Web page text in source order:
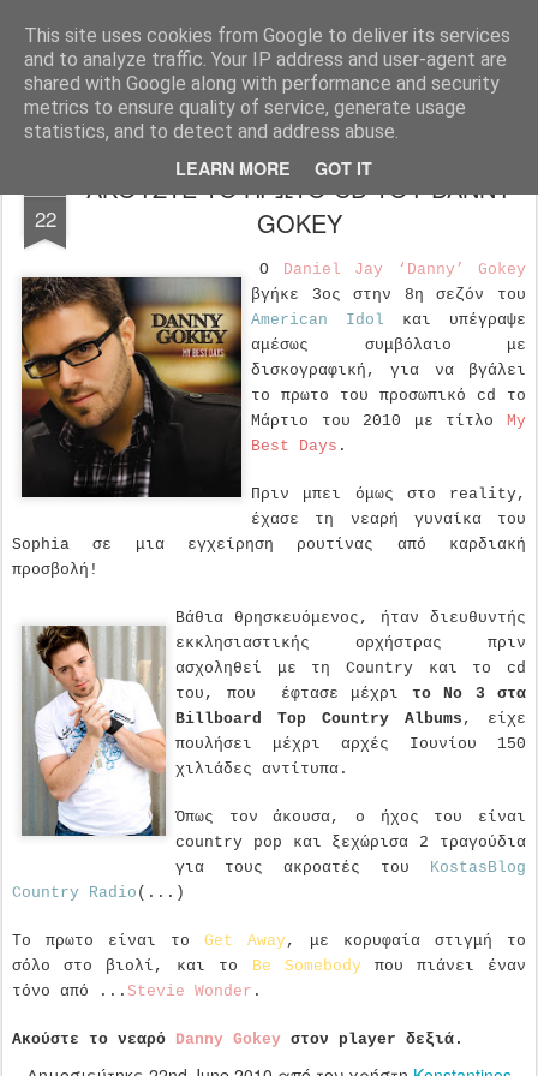
This site uses cookies from Google to deliver its services
and to analyze traffic. Your IP address and user-agent are
shared with Google along with performance and security
metrics to ensure quality of service, generate usage
statistics, and to detect and address abuse.
LEARN MORE GOT IT
FilmBoy
22
ΑΚΟΥΣΤΕ ΤΟ ΠΡΩΤΟ CD ΤΟΥ DANNY
GOKEY
Ο Daniel Jay ‘Danny’ Gokey
βγήκε 3ος στην 8η σεζόν του
American Idol και υπέγραψε
αμέσως συμβόλαιο με
δισκογραφική, για να βγάλει
το πρωτο του προσωπικό cd το
Μάρτιο του 2010 με τίτλο My
Best Days .
Πριν μπει όμως στο reality,
έχασε τη νεαρή γυναίκα του
Sophia σε μια εγχείρηση ρουτίνας από καρδιακή
προσβολή!
Βάθια θρησκευόμενος, ήταν διευθυντής
εκκλησιαστικής ορχήστρας πριν
ασχοληθεί με τη Country και το cd
του, που έφτασε μέχρι το Νο 3 στα
Billboard Top Country Albums , είχε
πουλήσει μέχρι αρχές Ιουνίου 150
χιλιάδες αντίτυπα.
Όπως τον άκουσα, ο ήχος του είναι
country pop και ξεχώρισα 2 τραγούδια
για τους ακροατές του KostasBlog
Country Radio (...)
Το πρωτο είναι το Get Away, με κορυφαία στιγμή το
σόλο στο βιολί, και το Be Somebodyπου πιάνει έναν
τόνο από ... Stevie Wonder .
Ακούστε το νεαρό Danny Gokey στον player δεξιά.